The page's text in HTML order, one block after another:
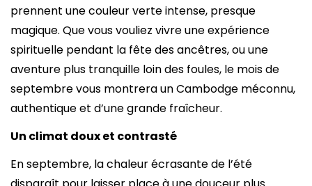
prennent une couleur verte intense, presque
magique. Que vous vouliez vivre une expérience
spirituelle pendant la fête des ancêtres, ou une
aventure plus tranquille loin des foules, le mois de
septembre vous montrera un Cambodge méconnu,
authentique et d’une grande fraîcheur.
Un climat doux et contrasté
En septembre, la chaleur écrasante de l’été